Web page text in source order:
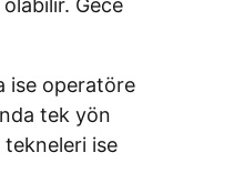
Gece
ise operatöre
tek yön
tekneleri ise